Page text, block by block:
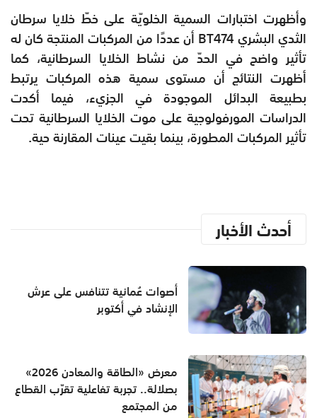
وأظهرت اختبارات السمية الخلويّة على خطّ خلايا سرطان
الثدي البشري BT474 أن عددًا من المركبات المنتجة كان له
تأثير واضح في الحدّ من نشاط الخلايا السرطانية، كما
أظهرت النتائج أن مستوى سمية هذه المركبات يرتبط
بطبيعة البدائل الموجودة في الجزيء، فيما أكدت
الدراسات المورفولوجية على موت الخلايا السرطانية تحت
تأثير المركبات المطورة، بينما بقيت عينات المقارنة حية.
أحدث الأخبار
أصوات عُمانية تتنافس على عرش
الإنشاد في أكتوبر
معرض «الطاقة والمعادن 2026»
بصلالة.. تجربة تفاعلية تقرّب القطاع
من المجتمع